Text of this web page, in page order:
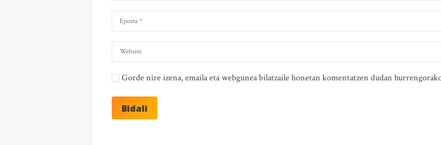
Gorde nire izena, emaila eta webgunea bilatzaile honetan komentatzen dudan